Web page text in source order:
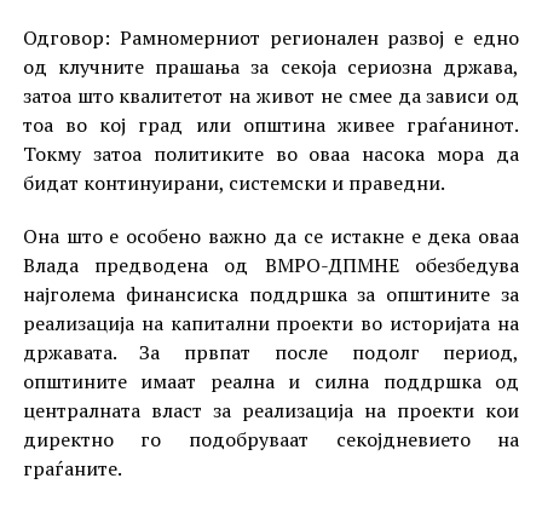
Одговор: Рамномерниот регионален развој е едно
од клучните прашања за секоја сериозна држава,
затоа што квалитетот на живот не смее да зависи од
тоа во кој град или општина живее граѓанинот.
Токму затоа политиките во оваа насока мора да
бидат континуирани, системски и праведни.
Она што е особено важно да се истакне е дека оваа
Влада предводена од ВМРО-ДПМНЕ обезбедува
најголема финансиска поддршка за општините за
реализација на капитални проекти во историјата на
државата. За првпат после подолг период,
општините имаат реална и силна поддршка од
централната власт за реализација на проекти кои
директно го подобруваат секојдневието на
граѓаните.